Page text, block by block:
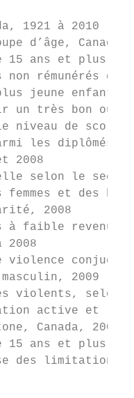
1921
de 15 ans et
non rémunérés
plus jeune
un très bon ou
et le niveau
les
1992 et
selon le
femmes et des
scolarité,
à faible revenu
à 2008
violence
violents,
active et
de 15 ans et
des